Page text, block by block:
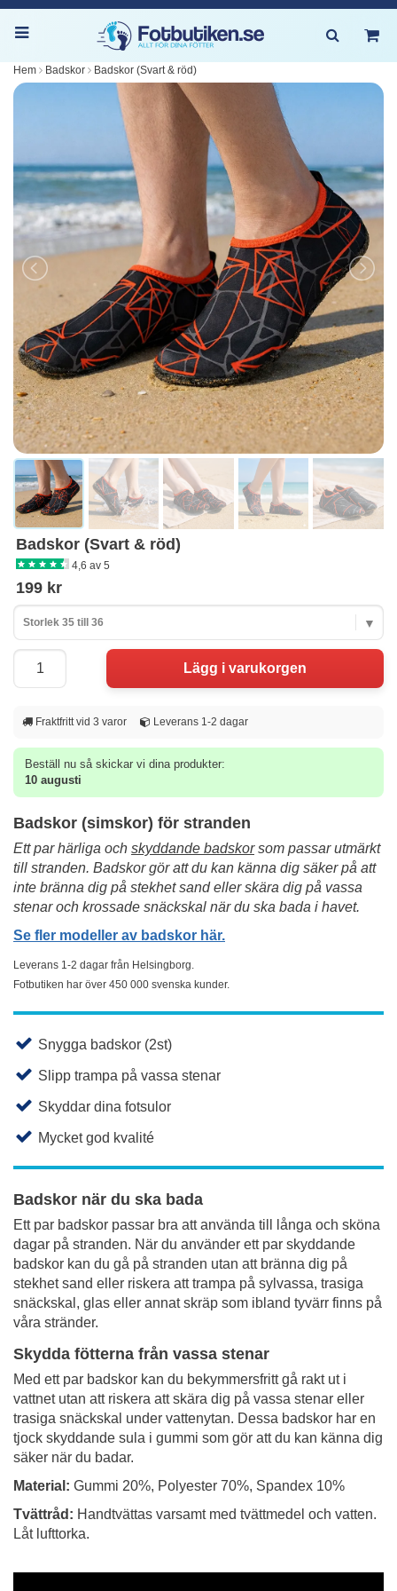
Hem Badskor Badskor (Svart & röd)
Badskor (Svart & röd)
4,6 av 5
199 kr
Storlek 35 till 36
Fraktfritt vid 3 varor Leverans 1-2 dagar
Beställ nu så skickar vi dina produkter:
10 augusti
Badskor (simskor) för stranden
Ett par härliga och skyddande badskorsom passar utmärkt
till stranden. Badskor gör att du kan känna dig säker på att
inte bränna dig på stekhet sand eller skära dig på vassa
stenar och krossade snäckskal när du ska bada i havet.
Se fler modeller av badskor här.
Leverans 1-2 dagar från Helsingborg.
Fotbutiken har över 450 000 svenska kunder.
Snygga badskor (2st)
Slipp trampa på vassa stenar
Skyddar dina fotsulor
Mycket god kvalité
Badskor när du ska bada
Ett par badskor passar bra att använda till långa och sköna
dagar på stranden. När du använder ett par skyddande
badskor kan du gå på stranden utan att bränna dig på
stekhet sand eller riskera att trampa på sylvassa, trasiga
snäckskal, glas eller annat skräp som ibland tyvärr finns på
våra stränder.
Skydda fötterna från vassa stenar
Med ett par badskor kan du bekymmersfritt gå rakt ut i
vattnet utan att riskera att skära dig på vassa stenar eller
trasiga snäckskal under vattenytan. Dessa badskor har en
tjock skyddande sula i gummi som gör att du kan känna dig
säker när du badar.
Material: Gummi 20%, Polyester 70%, Spandex 10%
Tvättråd: Handtvättas varsamt med tvättmedel och vatten.
Låt lufttorka.